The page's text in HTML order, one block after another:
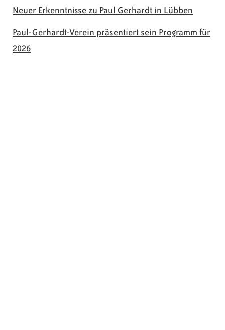
Neuer Erkenntnisse zu Paul Gerhardt in Lübben
Paul-Gerhardt-Verein präsentiert sein Programm für
2026